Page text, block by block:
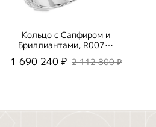
Кольцо с Сапфиром и
Бриллиантами, R0070-
4/3
1 690 240 ₽ 2 112 800 ₽